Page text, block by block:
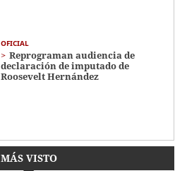
OFICIAL
Reprograman audiencia de
declaración de imputado de
Roosevelt Hernández
MÁS VISTO